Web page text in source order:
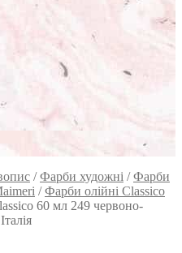
/Фарби художні /Фарби
/Фарби олійні Classico
60 мл 249 червоно-